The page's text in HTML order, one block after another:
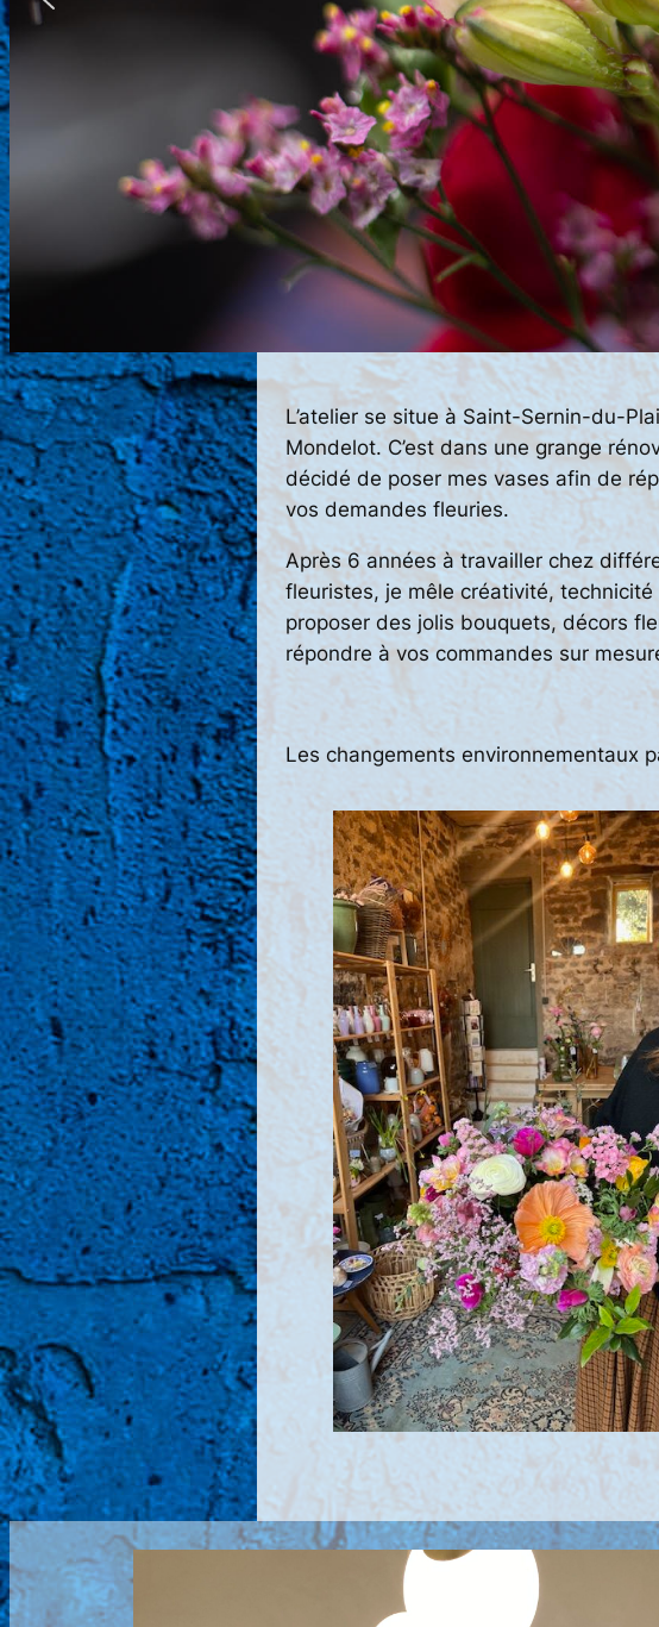
L’atelier se situe à Saint-Sernin-du-
Mondelot. C’est dans une grange
décidé de poser mes vases afin de
vos demandes fleuries.
Après 6 années à travailler chez
fleuristes, je mêle créativité, technicité
proposer des jolis bouquets, décors
répondre à vos commandes sur
Les changements environnementaux